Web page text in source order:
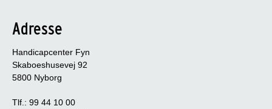
Adresse
Handicapcenter Fyn
Skaboeshusevej 92
5800 Nyborg
Tlf.: 99 44 10 00